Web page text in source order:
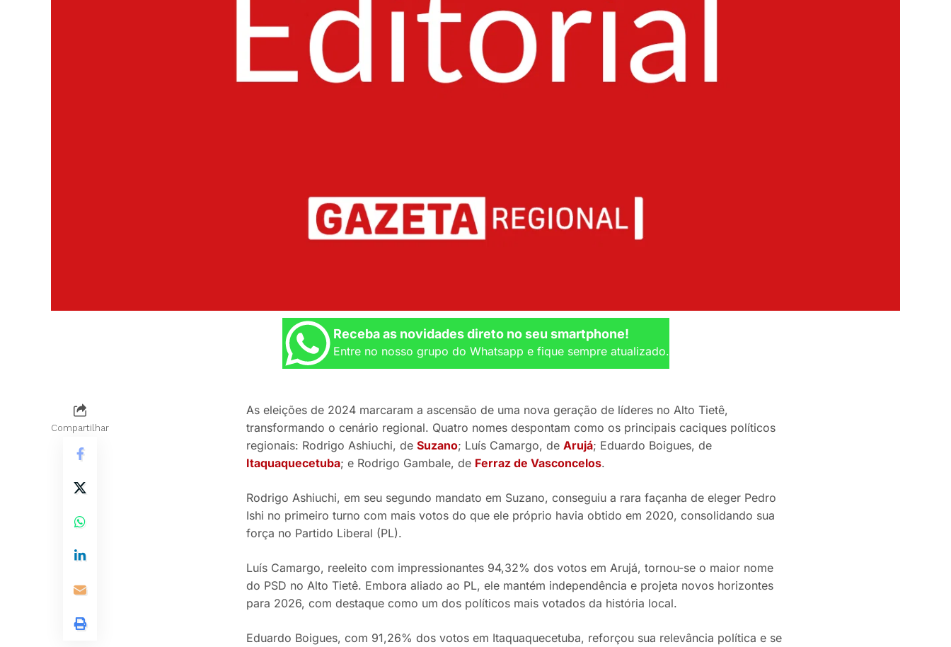
Receba as novidades direto no seu smartphone!
Entre no nosso grupo do Whatsapp e fique sempre atualizado.
Compartilhar
As eleições de 2024 marcaram a ascensão de uma nova geração de líderes no Alto Tietê,
transformando o cenário regional. Quatro nomes despontam como os principais caciques políticos
regionais: Rodrigo Ashiuchi, de Suzano; Luís Camargo, de Arujá; Eduardo Boigues, de
Itaquaquecetuba; e Rodrigo Gambale, de Ferraz de Vasconcelos.
Rodrigo Ashiuchi, em seu segundo mandato em Suzano, conseguiu a rara façanha de eleger Pedro
Ishi no primeiro turno com mais votos do que ele próprio havia obtido em 2020, consolidando sua
força no Partido Liberal (PL).
Luís Camargo, reeleito com impressionantes 94,32% dos votos em Arujá, tornou-se o maior nome
do PSD no Alto Tietê. Embora aliado ao PL, ele mantém independência e projeta novos horizontes
para 2026, com destaque como um dos políticos mais votados da história local.
Eduardo Boigues, com 91,26% dos votos em Itaquaquecetuba, reforçou sua relevância política e se